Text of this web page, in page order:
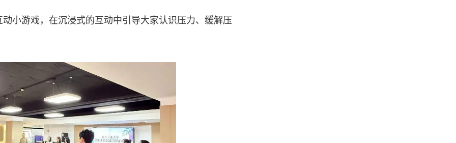
小游戏，在沉浸式的互动中引导大家认识压力、缓解压